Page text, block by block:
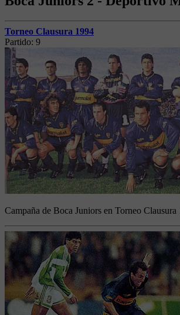
Torneo Clausura 1994
Partido: 9
Campaña de Boca Juniors en Torneo Clausura